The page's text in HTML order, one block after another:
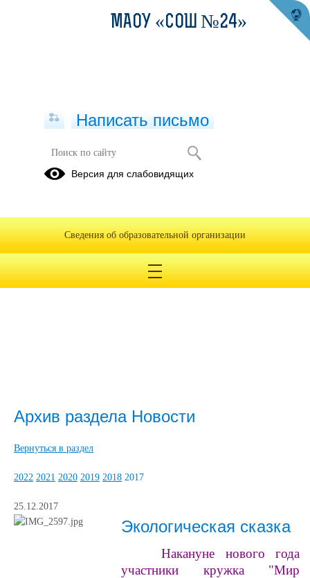
Архив раздела Новости
Вернуться в раздел
2022 2021 2020 2019 2018 2017
25.12.2017
Экологическая сказка
Накануне нового года
участники кружка "Мир
МАОУ «СОШ №24»
Написать письмо
Версия для слабовидящих
Сведения об образовательной организации